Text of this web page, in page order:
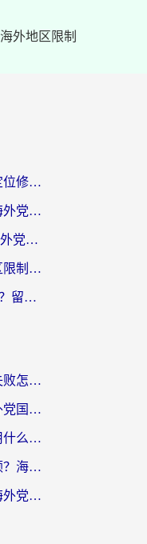
海外地区限制
在意大利用小红书怎么把定位修改到中国国内？3个实用技巧+1个靠谱工具帮你搞定
咪咕体育在香港用不了？海外党必看的回国加速器选择指南（附3个真实场景解决方案）
网易云ip怎么改成中国？海外党听音乐听书的无痛解决方案
海外党必看：汽水解锁地区限制怎么解除？3招解决国内影音&生活服务难题
央视影音VIP海外可以看吗？留学生亲测有效的回国加速器选择指南
女神星球海外服务器链接失败怎么解决？海外党国服游戏加速避坑指南
日本怎么玩君临传奇？海外党国服游戏加速避坑指南（附菲律宾欧洲玩家实测）
海外党必看：打穿越火线用什么加速器？解决延迟卡顿，还能玩奇妙拼图世界和第五人格
波兰怎么玩无悔华夏不卡顿？海外国服游戏加速器终极指南（附征途2萤火突击解决方案）
英国怎么玩叫我大掌柜？海外党国服游戏加速避坑指南（附实测推荐）